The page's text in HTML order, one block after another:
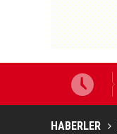
HABERLER